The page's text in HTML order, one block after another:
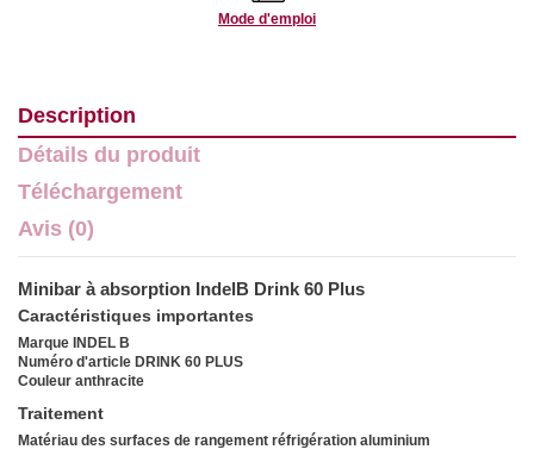
Mode d'emploi
Description
Détails du produit
Téléchargement
Avis (0)
Minibar à absorption IndelB Drink 60 Plus
Caractéristiques importantes
Marque INDEL B
Numéro d'article DRINK 60 PLUS
Couleur anthracite
Traitement
Matériau des surfaces de rangement réfrigération aluminium